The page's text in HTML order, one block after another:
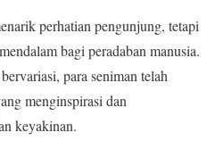
perhatian pengunjung, tetapi
bagi peradaban manusia.
para seniman telah
menginspirasi dan
keyakinan.